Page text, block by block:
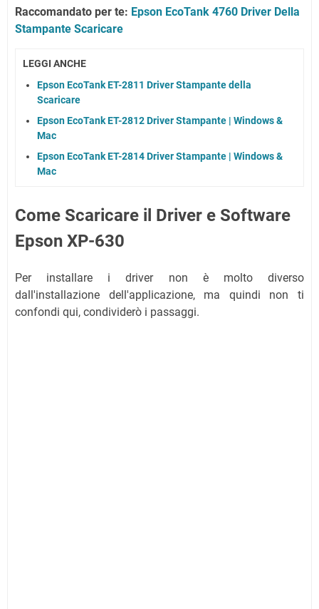
Raccomandato per te: Epson EcoTank 4760 Driver Della
Stampante Scaricare
LEGGI ANCHE
Epson EcoTank ET-2811 Driver Stampante della
Scaricare
Epson EcoTank ET-2812 Driver Stampante | Windows &
Mac
Epson EcoTank ET-2814 Driver Stampante | Windows &
Mac
Come Scaricare il Driver e Software
Epson XP-630
Per installare i driver non è molto diverso
dall'installazione dell'applicazione, ma quindi non ti
confondi qui, condividerò i passaggi.